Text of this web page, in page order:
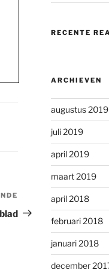
Volgend
bericht
RECENTE
ARCHIEVEN
augustus 2019
juli 2019
april 2019
maart 2019
april 2018
februari 2018
januari 2018
december